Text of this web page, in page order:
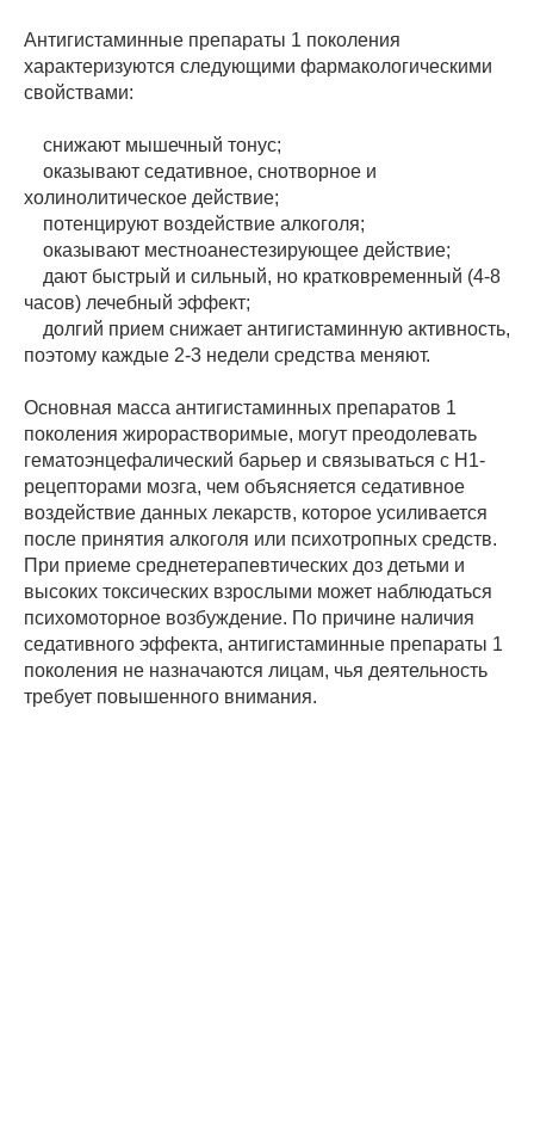
Антигистаминные препараты 1 поколения
характеризуются следующими фармакологическими
свойствами:
снижают мышечный тонус;
оказывают седативное, снотворное и
холинолитическое действие;
потенцируют воздействие алкоголя;
оказывают местноанестезирующее действие;
дают быстрый и сильный, но кратковременный (4-8
часов) лечебный эффект;
долгий прием снижает антигистаминную активность,
поэтому каждые 2-3 недели средства меняют.
Основная масса антигистаминных препаратов 1
поколения жирорастворимые, могут преодолевать
гематоэнцефалический барьер и связываться с Н1-
рецепторами мозга, чем объясняется седативное
воздействие данных лекарств, которое усиливается
после принятия алкоголя или психотропных средств.
При приеме среднетерапевтических доз детьми и
высоких токсических взрослыми может наблюдаться
психомоторное возбуждение. По причине наличия
седативного эффекта, антигистаминные препараты 1
поколения не назначаются лицам, чья деятельность
требует повышенного внимания.